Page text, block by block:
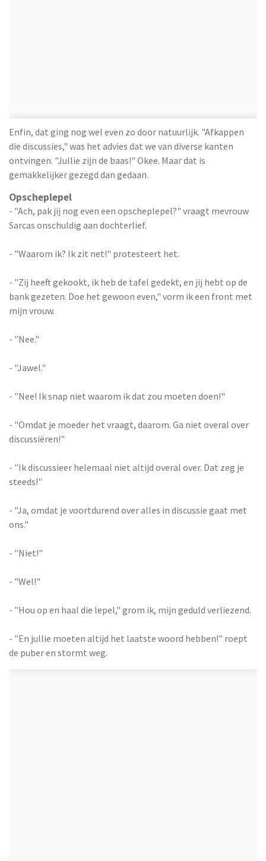
Enfin, dat ging nog wel even zo door natuurlijk. "Afkappen
die discussies," was het advies dat we van diverse kanten
ontvingen. "Jullie zijn de baas!" Okee. Maar dat is
gemakkelijker gezegd dan gedaan.
Opscheplepel
- "Ach, pak jij nog even een opscheplepel?" vraagt mevrouw
Sarcas onschuldig aan dochterlief.
- "Waarom ik? Ik zit net!" protesteert het.
- "Zij heeft gekookt, ik heb de tafel gedekt, en jij hebt op de
bank gezeten. Doe het gewoon even," vorm ik een front met
mijn vrouw.
- "Nee."
- "Jawel."
- "Nee! Ik snap niet waarom ik dat zou moeten doen!"
- "Omdat je moeder het vraagt, daarom. Ga niet overal over
discussiëren!"
- "Ik discussieer helemaal niet altijd overal over. Dat zeg je
steeds!"
- "Ja, omdat je voortdurend over alles in discussie gaat met
ons."
- "Niet!"
- "Wel!"
- "Hou op en haal die lepel," grom ik, mijn geduld verliezend.
- "En jullie moeten altijd het laatste woord hebben!" roept
de puber en stormt weg.